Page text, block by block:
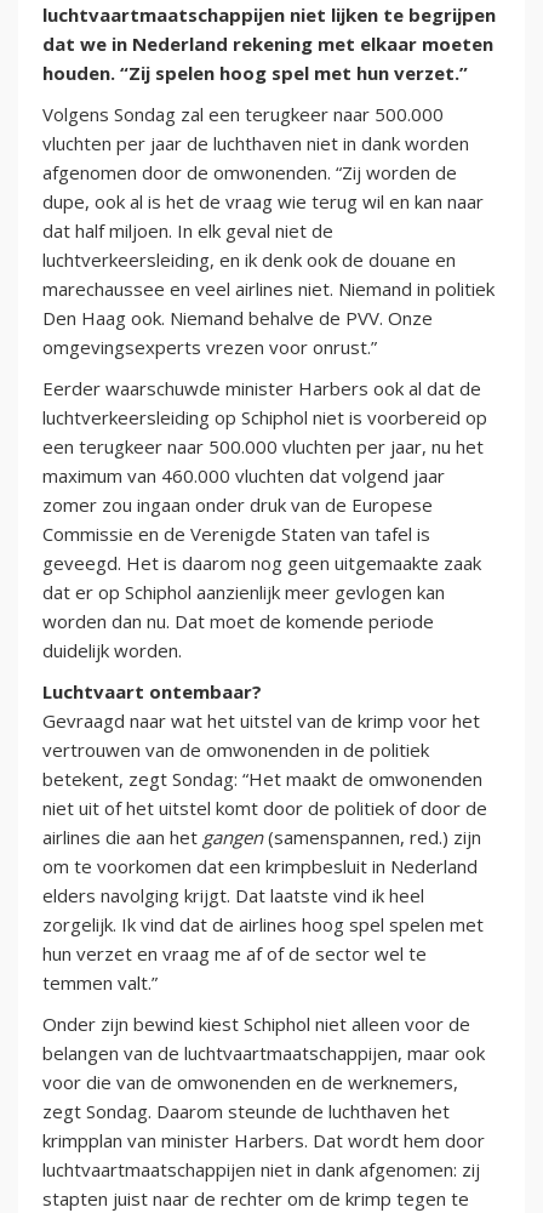
luchtvaartmaatschappijen niet lijken te begrijpen
dat we in Nederland rekening met elkaar moeten
houden. “Zij spelen hoog spel met hun verzet.”
Volgens Sondag zal een terugkeer naar 500.000
vluchten per jaar de luchthaven niet in dank worden
afgenomen door de omwonenden. “Zij worden de
dupe, ook al is het de vraag wie terug wil en kan naar
dat half miljoen. In elk geval niet de
luchtverkeersleiding, en ik denk ook de douane en
marechaussee en veel airlines niet. Niemand in politiek
Den Haag ook. Niemand behalve de PVV. Onze
omgevingsexperts vrezen voor onrust.”
Eerder waarschuwde minister Harbers ook al dat de
luchtverkeersleiding op Schiphol niet is voorbereid op
een terugkeer naar 500.000 vluchten per jaar, nu het
maximum van 460.000 vluchten dat volgend jaar
zomer zou ingaan onder druk van de Europese
Commissie en de Verenigde Staten van tafel is
geveegd. Het is daarom nog geen uitgemaakte zaak
dat er op Schiphol aanzienlijk meer gevlogen kan
worden dan nu. Dat moet de komende periode
duidelijk worden.
Luchtvaart ontembaar?
Gevraagd naar wat het uitstel van de krimp voor het
vertrouwen van de omwonenden in de politiek
betekent, zegt Sondag: “Het maakt de omwonenden
niet uit of het uitstel komt door de politiek of door de
airlines die aan het gangen(samenspannen, red.) zijn
om te voorkomen dat een krimpbesluit in Nederland
elders navolging krijgt. Dat laatste vind ik heel
zorgelijk. Ik vind dat de airlines hoog spel spelen met
hun verzet en vraag me af of de sector wel te
temmen valt.”
Onder zijn bewind kiest Schiphol niet alleen voor de
belangen van de luchtvaartmaatschappijen, maar ook
voor die van de omwonenden en de werknemers,
zegt Sondag. Daarom steunde de luchthaven het
krimpplan van minister Harbers. Dat wordt hem door
luchtvaartmaatschappijen niet in dank afgenomen: zij
stapten juist naar de rechter om de krimp tegen te